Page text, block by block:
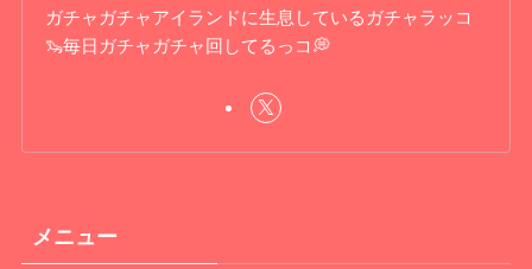
ガチャガチャアイランドに生息しているガチャラッコ
🦦毎日ガチャガチャ回してるっコ💭
メニュー